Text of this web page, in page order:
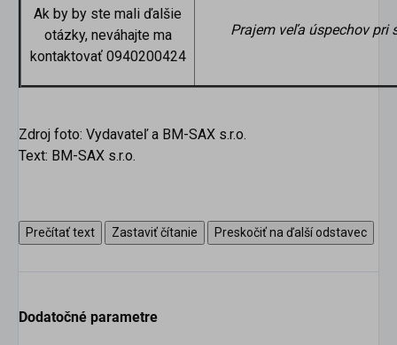
Ak by by ste mali ďalšie
otázky, neváhajte ma
kontaktovať 0940200424
Prajem veľa úspechov pri
Zdroj foto: Vydavateľ a BM-SAX s.r.o.
Text: BM-SAX s.r.o.
Prečítať text Zastaviť čítanie Preskočiť na ďalší odstavec
Dodatočné parametre